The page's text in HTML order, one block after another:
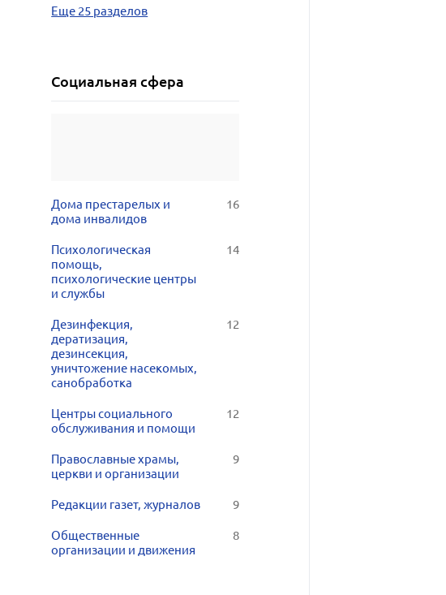
Еще 25 разделов
Социальная сфера
Дома престарелых и
дома инвалидов
16
Психологическая
помощь,
психологические центры
и службы
14
Дезинфекция,
дератизация,
дезинсекция,
уничтожение насекомых,
санобработка
12
Центры социального
обслуживания и помощи
12
Православные храмы,
церкви и организации
9
Редакции газет, журналов 9
Общественные
организации и движения
8